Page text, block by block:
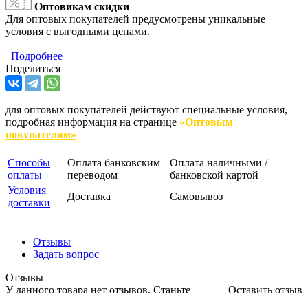
Оптовикам скидки
Для оптовых покупателей предусмотрены уникальные
условия с выгодными ценами.
Подробнее
Поделиться
для оптовых покупателей действуют специальные условия,
подробная информация на странице «Оптовым
покупателям»
Способы
оплаты
Оплата банковским
переводом
Оплата наличными /
банковской картой
Условия
доставки
Доставка Самовывоз
Отзывы
Задать вопрос
Отзывы
Оставить отзыв
У данного товара нет отзывов. Станьте